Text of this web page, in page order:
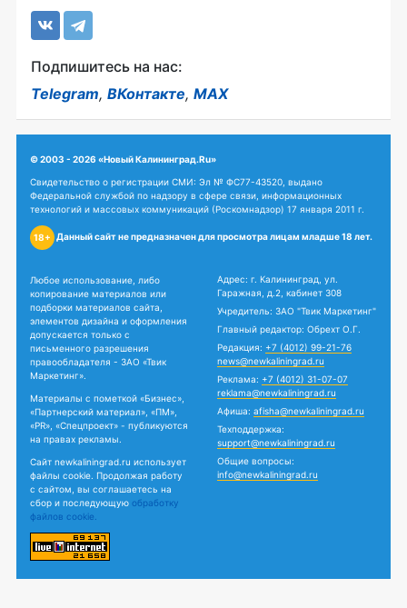
Подпишитесь на нас:
Telegram, ВКонтакте, MAX
© 2003 - 2026 «Новый Калининград.Ru»
Свидетельство о регистрации СМИ: Эл № ФС77-43520, выдано
Федеральной службой по надзору в сфере связи, информационных
технологий и массовых коммуникаций (Роскомнадзор) 17 января 2011 г.
18+ Данный сайт не предназначен для просмотра лицам младше 18 лет.
Любое использование, либо
копирование материалов или
подборки материалов сайта,
элементов дизайна и оформления
допускается только с
письменного разрешения
правообладателя - ЗАО «Твик
Маркетинг».
Материалы с пометкой «Бизнес»,
«Партнерский материал», «ПМ»,
«PR», «Спецпроект» - публикуются
на правах рекламы.
Сайт newkaliningrad.ru использует
файлы cookie. Продолжая работу
с сайтом, вы соглашаетесь на
сбор и последующую обработку
файлов cookie.
Адрес: г. Калининград, ул.
Гаражная, д.2, кабинет 308
Учредитель: ЗАО "Твик Маркетинг"
Главный редактор: Обрехт О.Г.
Редакция: +7 (4012) 99-21-76
news@newkaliningrad.ru
Реклама: +7 (4012) 31-07-07
reklama@newkaliningrad.ru
Афиша: afisha@newkaliningrad.ru
Техподдержка:
support@newkaliningrad.ru
Общие вопросы:
info@newkaliningrad.ru